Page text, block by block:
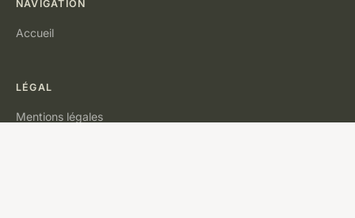
NAVIGATION
Accueil
LÉGAL
Mentions légales